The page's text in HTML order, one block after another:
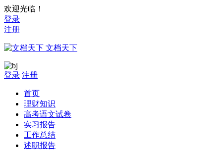
欢迎光临！
登录
注册
文档天下
登录 注册
首页
理财知识
高考语文试卷
实习报告
工作总结
述职报告